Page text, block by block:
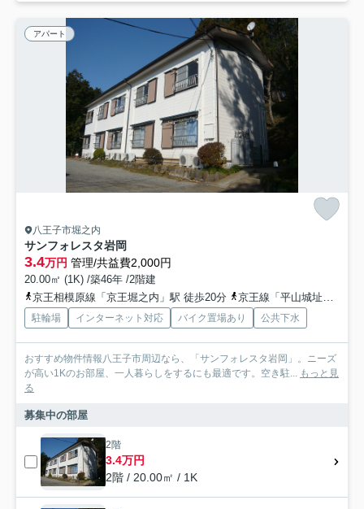
アパート
八王子市堀之内
サンフォレスタ岩岡
3.4万円 管理/共益費2,000円
20.00㎡ (1K) /築46年 /2階建
京王相模原線「京王堀之内」駅 徒歩20分
京王線「平山城址公園」駅 徒歩29分
駐輪場 インターネット対応 バイク置場あり 公共下水
おすすめ物件情報八王子市周辺なら、「サンフォレスタ岩岡」。ニーズ
が高い1Kのお部屋、一人暮らしをするにも最適です。空き駐... もっと見
る
募集中の部屋
2階
3.4万円
2階 / 20.00㎡ / 1K